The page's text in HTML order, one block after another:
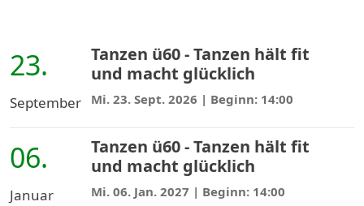
23.
September
Tanzen ü60 - Tanzen hält fit
und macht glücklich
Mi. 23. Sept. 2026 | Beginn: 14:00
06.
Januar
Tanzen ü60 - Tanzen hält fit
und macht glücklich
Mi. 06. Jan. 2027 | Beginn: 14:00